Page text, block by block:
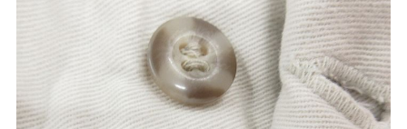
メディア・イベント情報
Youtube 古着屋Rush Out チャンネル